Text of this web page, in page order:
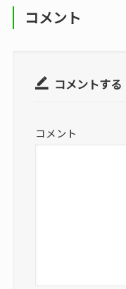
コメント
コメントする
コメント